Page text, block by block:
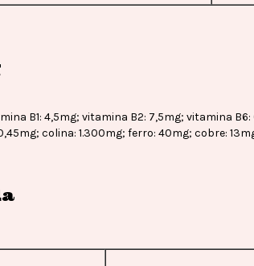
B1: 4,5mg; vitamina B2: 7,5mg; vitamina
colina: 1.300mg; ferro: 40mg; cobre: